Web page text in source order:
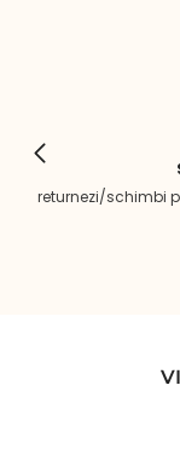
returnezi/schimbi